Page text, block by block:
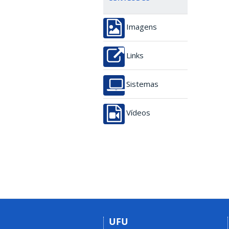
Imagens
Links
Sistemas
Vídeos
UFU